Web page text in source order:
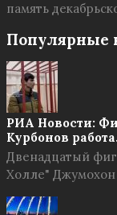
память
Популярные
РИА Новости:
Курбонов
Двенадцатый
Холле" Джумохон